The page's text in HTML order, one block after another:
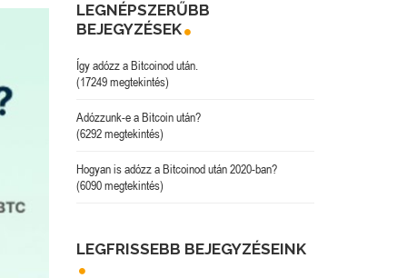
LEGNÉPSZERŰBB
BEJEGYZÉSEK
Így adózz a Bitcoinod után.
(17249 megtekintés)
Adózzunk-e a Bitcoin után?
(6292 megtekintés)
Hogyan is adózz a Bitcoinod után 2020-ban?
(6090 megtekintés)
LEGFRISSEBB BEJEGYZÉSEINK